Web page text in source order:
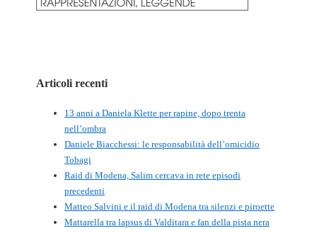
Articoli recenti
13 anni a Daniela Klette per rapine, dopo trenta
nell’ombra
Daniele Biacchessi: le responsabilità dell’omicidio
Tobagi
Raid di Modena, Salim cercava in rete episodi
precedenti
Matteo Salvini e il raid di Modena tra silenzi e piroette
Mattarella tra lapsus di Valditara e fan della pista nera